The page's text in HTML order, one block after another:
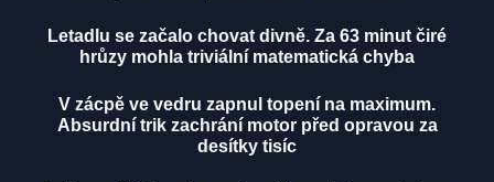
Letadlu se začalo chovat divně. Za 63 minut čiré
hrůzy mohla triviální matematická chyba
V zácpě ve vedru zapnul topení na maximum.
Absurdní trik zachrání motor před opravou za
desítky tisíc